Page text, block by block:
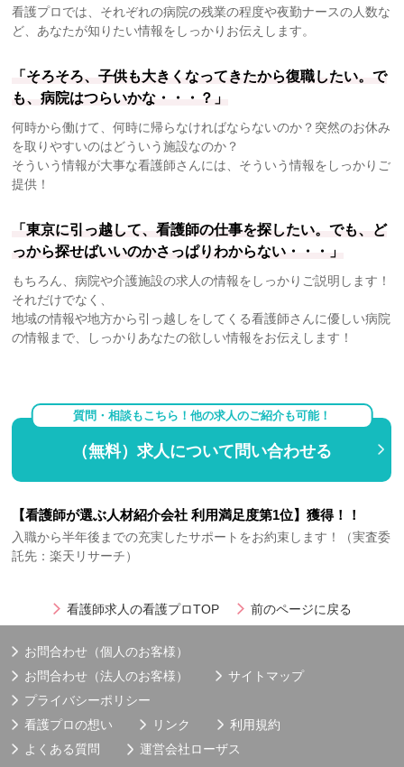
看護プロでは、それぞれの病院の残業の程度や夜勤ナースの人数な
ど、あなたが知りたい情報をしっかりお伝えします。
「そろそろ、子供も大きくなってきたから復職したい。で
も、病院はつらいかな・・・？」
何時から働けて、何時に帰らなければならないのか？突然のお休み
を取りやすいのはどういう施設なのか？
そういう情報が大事な看護師さんには、そういう情報をしっかりご
提供！
「東京に引っ越して、看護師の仕事を探したい。でも、ど
っから探せばいいのかさっぱりわからない・・・」
もちろん、病院や介護施設の求人の情報をしっかりご説明します！
それだけでなく、
地域の情報や地方から引っ越しをしてくる看護師さんに優しい病院
の情報まで、しっかりあなたの欲しい情報をお伝えします！
質問・相談もこちら！他の求人のご紹介も可能！
（無料）求人について問い合わせる
【看護師が選ぶ人材紹介会社 利用満足度第1位】獲得！！
入職から半年後までの充実したサポートをお約束します！（実査委
託先：楽天リサーチ）
看護師求人の看護プロTOP 前のページに戻る
お問合わせ（個人のお客様）
お問合わせ（法人のお客様）
サイトマップ
プライバシーポリシー
看護プロの想い
リンク
利用規約
よくある質問
運営会社ローザス